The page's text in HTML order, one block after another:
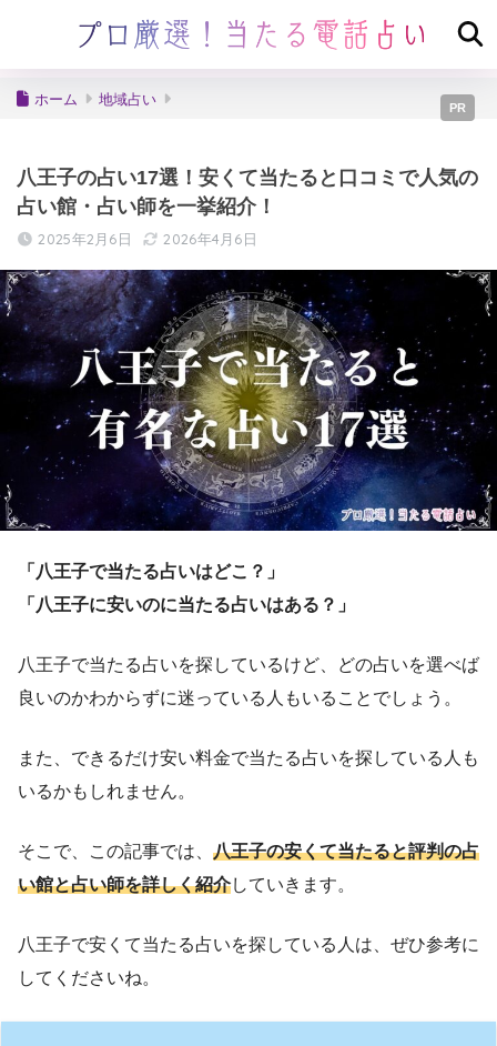
PR
ホーム 地域占い
八王子の占い17選！安くて当たると口コミで人気の
占い館・占い師を一挙紹介！
2025年2月6日 2026年4月6日
「八王子で当たる占いはどこ？」
「八王子に安いのに当たる占いはある？」
八王子で当たる占いを探しているけど、どの占いを選べば
良いのかわからずに迷っている人もいることでしょう。
また、できるだけ安い料金で当たる占いを探している人も
いるかもしれません。
そこで、この記事では、 八王子の安くて当たると評判の占
い館と占い師を詳しく紹介していきます。
八王子で安くて当たる占いを探している人は、ぜひ参考に
してくださいね。